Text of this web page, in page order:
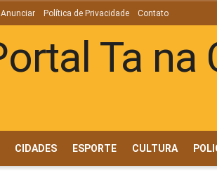
Anunciar Política de Privacidade Contato
CIDADES ESPORTE CULTURA